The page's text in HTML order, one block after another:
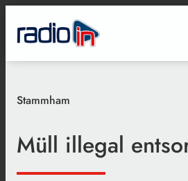
Stammham
Müll illegal